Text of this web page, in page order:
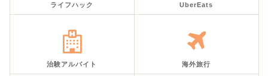
ライフハック UberEats
治験アルバイト 海外旅行